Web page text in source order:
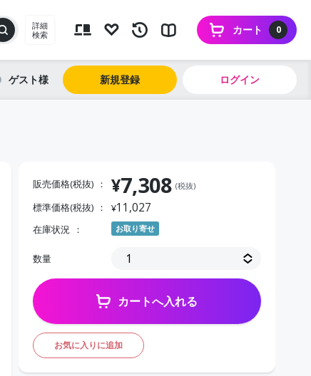
詳細
検索
0
カート
ゲスト 新規登録 ログイン
販売価格(税抜) ¥7,308 (税抜)
標準価格(税抜) ¥11,027
在庫状況 お取り寄せ
数量
カートへ入れる
お気に入りに追加